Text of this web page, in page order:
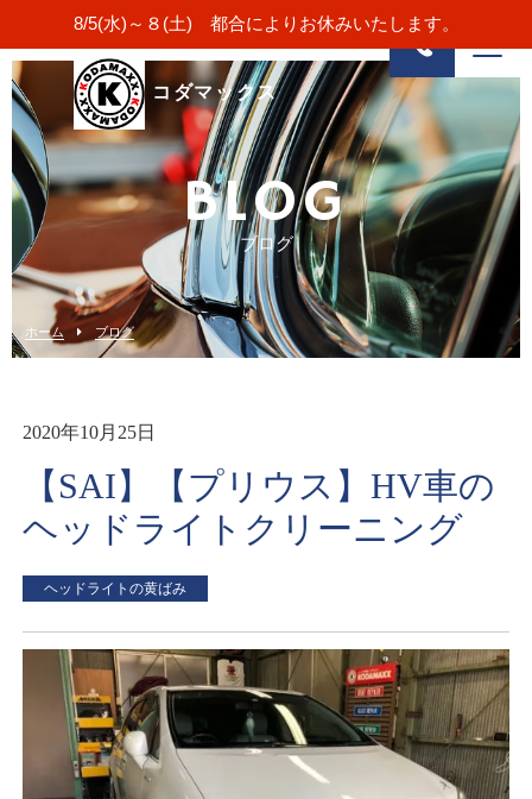
8/5(水)～８(土) 都合によりお休みいたします。
コダマックス
BLOG
ブログ
ホーム ブログ
2020年10月25日
【SAI】【プリウス】HV車の
ヘッドライトクリーニング
ヘッドライトの黄ばみ